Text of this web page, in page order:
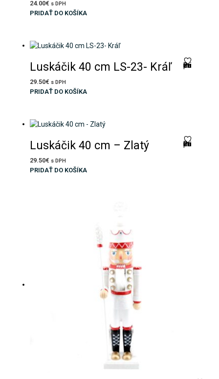
24.00€ s DPH
PRIDAŤ DO KOŠÍKA
Pridať do zoznamu prianí
Luskáčik 40 cm LS-23- Kráľ
29.50€ s DPH
PRIDAŤ DO KOŠÍKA
Pridať do zoznamu prianí
Luskáčik 40 cm – Zlatý
29.50€ s DPH
PRIDAŤ DO KOŠÍKA